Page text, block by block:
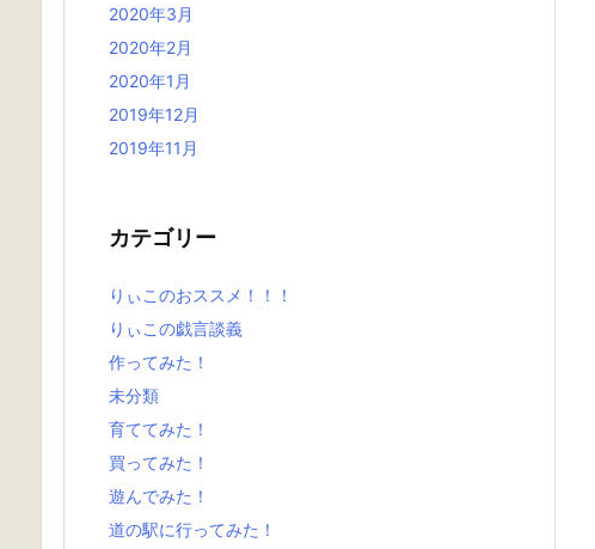
2020年3月
2020年2月
2020年1月
2019年12月
2019年11月
カテゴリー
りぃこのおススメ！！！
りぃこの戯言談義
作ってみた！
未分類
育ててみた！
買ってみた！
遊んでみた！
道の駅に行ってみた！